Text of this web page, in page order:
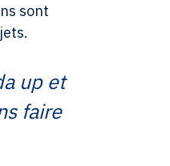
sont
up et
faire